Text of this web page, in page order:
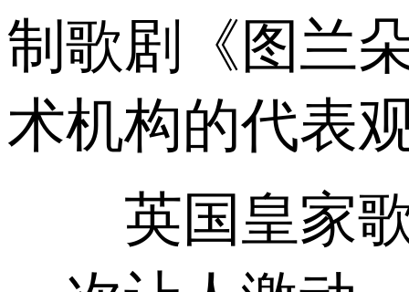
制歌剧《图兰
术机构的代表
英国皇家歌